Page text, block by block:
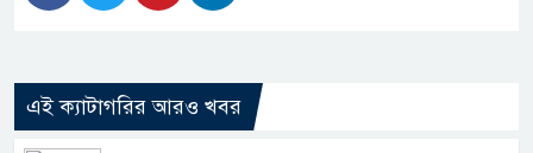
এই ক্যাটাগরির আরও খবর